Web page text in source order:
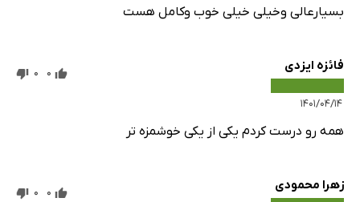
بسیارعالی وخیلی خیلی خوب وکامل هست
فائزه ایزدی
۱۴۰۱/۰۴/۱۴
0
0
همه رو درست کردم یکی از یکی خوشمزه تر
زهرا محمودی 0
0